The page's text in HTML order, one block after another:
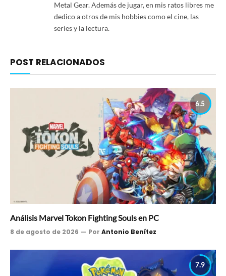
Metal Gear. Además de jugar, en mis ratos libres me
dedico a otros de mis hobbies como el cine, las
series y la lectura.
POST RELACIONADOS
6.5
Análisis Marvel Tokon Fighting Souls en PC
8 de agosto de 2026 Por Antonio Benítez
7.9